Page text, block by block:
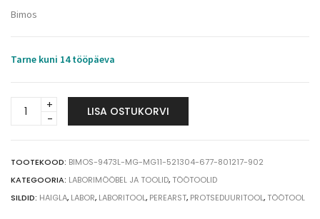
Bimos
Tarne kuni 14 tööpäeva
Bimos
sadultool
800
mm),
antratsiithall
LISA OSTUKORVI
TOOTEKOOD: BIMOS-9473L-MG-MG11-521304-677-801217-902
KATEGOORIA: LABORIMÖÖBEL JA TOOLID, TÖÖTOOLID
SILDID: HAIGLA, LABOR, LABORITOOL, PEREARST, PROTSEDUURITOOL, TÖÖTOOL